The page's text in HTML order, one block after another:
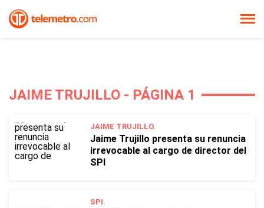
JAIME TRUJILLO - PÁGINA 1
JAIME TRUJILLO.
Jaime Trujillo presenta su renuncia
irrevocable al cargo de director del
SPI
SPI.